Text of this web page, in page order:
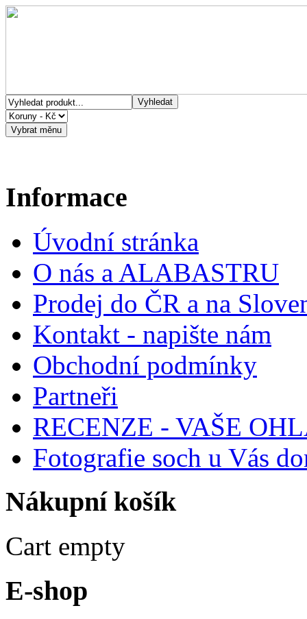
Informace
Úvodní stránka
O nás a ALABASTRU
Prodej do ČR a na
Kontakt - napište nám
Obchodní podmínky
Partneři
RECENZE - VAŠE
Fotografie soch u Vás
Nákupní košík
Cart empty
E-shop